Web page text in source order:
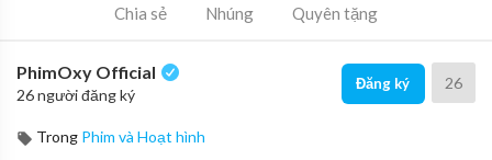
Chia sẻ Nhúng Quyên tặng
PhimOxy Official
26 người đăng ký
Đăng ký 26
Trong Phim và Hoạt hình